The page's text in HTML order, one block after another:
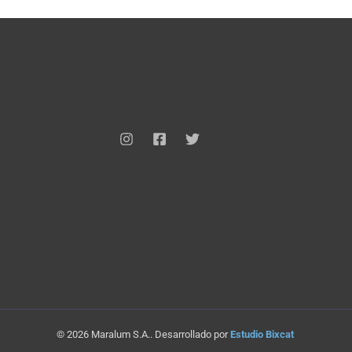
© 2026 Maralum S.A.. Desarrollado porEstudio Bixcat